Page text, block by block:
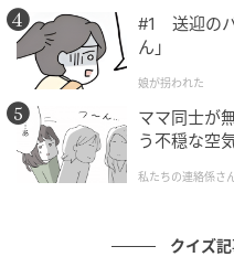
小数や負の数の割り算を
ではないでしょうか。
計算は、一問や二問だけ
せん。たくさん演習を積
がとても大切になります
#1 送迎の
ん」
娘が拐われた
ママ同士が
う不穏な空
私たちの連絡係さ
クイズ